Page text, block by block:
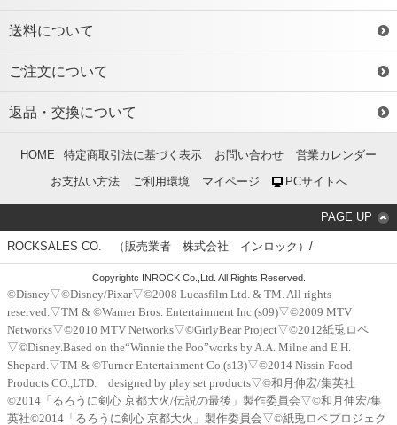
送料について
ご注文について
返品・交換について
HOME 特定商取引法に基づく表示 お問い合わせ
営業カレンダー
お支払い方法
ご利用環境 マイページ PCサイトへ
PAGE UP
ROCKSALES CO. （販売業者 株式会社 インロック）/
Copyrightc INROCK Co.,Ltd. All Rights Reserved.
©Disney▽©Disney/Pixar▽©2008 Lucasfilm Ltd. & TM. All rights
reserved.▽TM & ©Warner Bros. Entertainment Inc.(s09)▽©2009 MTV
Networks▽©2010 MTV Networks▽©GirlyBear Project▽©2012紙兎ロペ
▽©Disney.Based on the“Winnie the Poo”works by A.A. Milne and E.H.
Shepard.▽TM & ©Turner Entertainment Co.(s13)▽©2014 Nissin Food
Products CO.,LTD. designed by play set products▽©和月伸宏/集英社
©2014「るろうに剣心 京都大火/伝説の最後」製作委員会▽©和月伸宏/集
英社©2014「るろうに剣心 京都大火」製作委員会▽©紙兎ロペプロジェク